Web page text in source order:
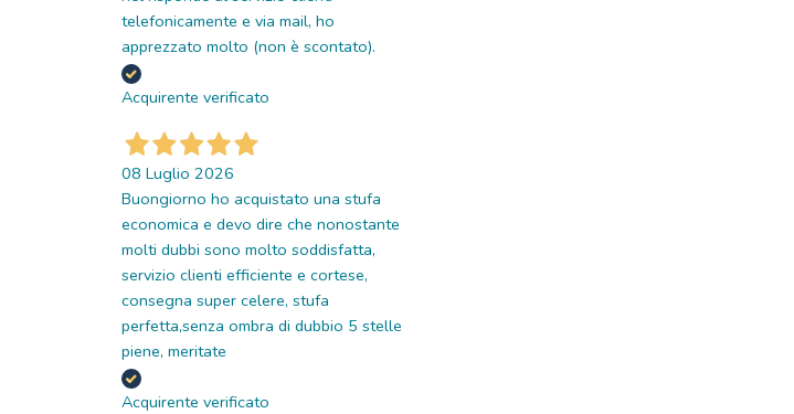
telefonicamente e via mail, ho
apprezzato molto (non è scontato).
Acquirente verificato
08 Luglio 2026
Buongiorno ho acquistato una stufa
economica e devo dire che nonostante
molti dubbi sono molto soddisfatta,
servizio clienti efficiente e cortese,
consegna super celere, stufa
perfetta,senza ombra di dubbio 5 stelle
piene, meritate
Acquirente verificato